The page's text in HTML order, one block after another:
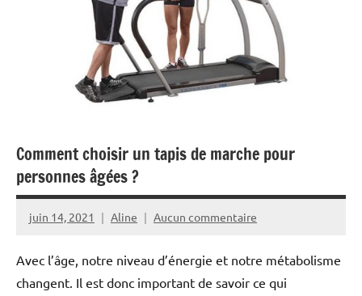
Comment choisir un tapis de marche pour
personnes âgées ?
juin 14, 2021 Aline Aucun commentaire
Avec l’âge, notre niveau d’énergie et notre métabolisme
changent. Il est donc important de savoir ce qui